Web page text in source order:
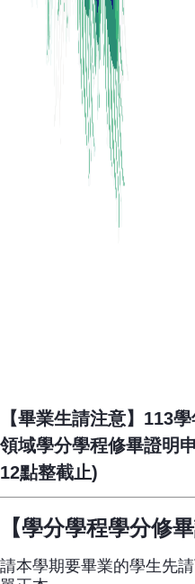
【畢業生請注意】113
領域學分學程修畢證明
12點整截止)
【學分學程學分修
請本學期要畢業的學生先